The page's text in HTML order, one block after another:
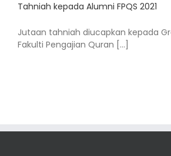
Tahniah kepada Alumni FPQS 2021
Jutaan tahniah diucapkan kepada
Fakulti Pengajian Quran [...]